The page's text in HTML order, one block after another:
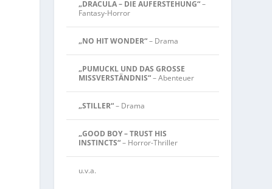
„DRACULA – DIE AUFERSTEHUNG“–
Fantasy-Horror
„NO HIT WONDER“– Drama
„PUMUCKL UND DAS GROSSE
MISSVERSTÄNDNIS“– Abenteuer
„STILLER“– Drama
„GOOD BOY – TRUST HIS
INSTINCTS“– Horror-Thriller
u.v.a.